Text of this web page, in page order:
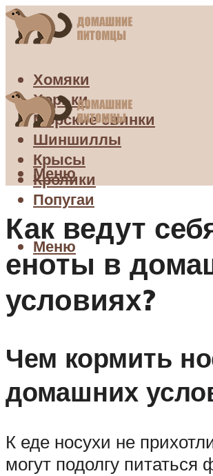
Хомяки
Хорьки
Морские свинки
Шиншиллы
Крысы
Кролики
Попугаи
Меню
Меню
Как ведут
еноты в
условиях?
Чем кормить
домашних
К еде носухи не
могут подолгу питаться